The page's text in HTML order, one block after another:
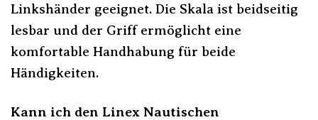
Linkshänder geeignet. Die Skala ist beidseitig
lesbar und der Griff ermöglicht eine
komfortable Handhabung für beide
Händigkeiten.
Kann ich den Linex Nautischen